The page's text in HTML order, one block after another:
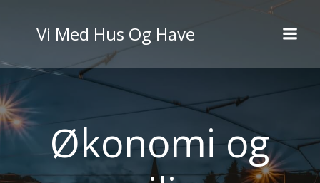
til
indhold
Vi Med Hus Og Have
Økonomi og